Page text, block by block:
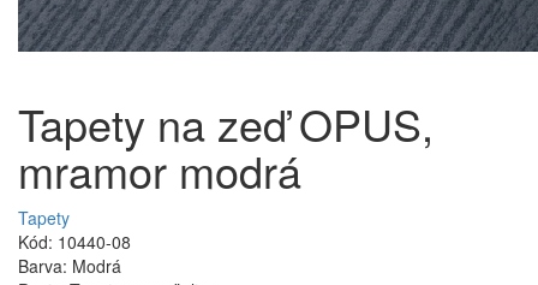
Tapety na zeď OPUS,
mramor modrá
Tapety
Kód: 10440-08
Barva: Modrá